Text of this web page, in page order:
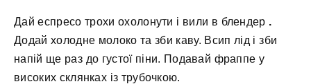
Дай еспресо трохи охолонути і вили в блендер .
Додай холодне молоко та зби каву. Всип лід і зби
напій ще раз до густої піни. Подавай фраппе у
високих склянках із трубочкою.